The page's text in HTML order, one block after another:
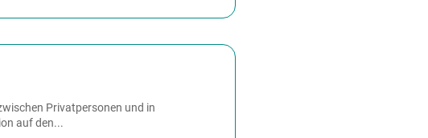
Privatpersonen und in
auf den...